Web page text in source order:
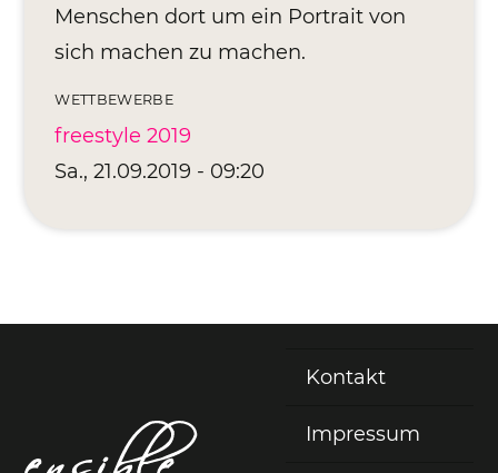
Menschen dort um ein Portrait von
sich machen zu machen.
WETTBEWERBE
freestyle 2019
Sa., 21.09.2019 - 09:20
Fußzeile
Kontakt
Impressum